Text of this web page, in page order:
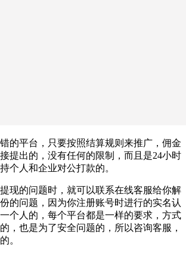
的平台，只要按照结算规则来推广，佣金
提出的，没有任何的限制，而且是24小时
个人和企业对公打款的。
现的问题时，就可以联系在线客服给你解
的问题，因为你注册账号时进行的实名认
个人的，每个平台都是一样的要求，方式
，也是为了安全问题的，所以咨询客服，
。